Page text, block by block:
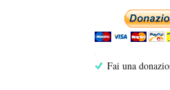
Fai una